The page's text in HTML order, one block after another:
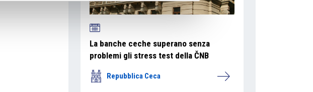
La banche ceche superano senza
problemi gli stress test della ČNB
Repubblica Ceca